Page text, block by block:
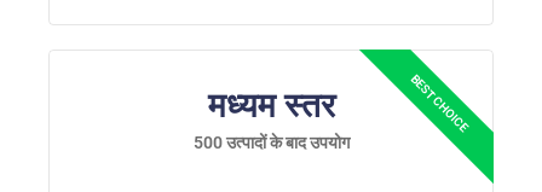
मध्यम स्तर
500 उत्पादों के बाद उपयोग